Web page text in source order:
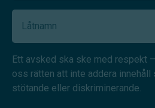
(Required)
Ett avsked ska ske med respekt
oss rätten att inte addera
stötande eller diskriminerande.